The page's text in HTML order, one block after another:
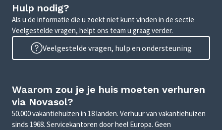
Hulp nodig?
Als u de informatie die u zoekt niet kunt vinden in de sectie
Veelgestelde vragen, helpt ons team u graag verder.
Veelgestelde vragen, hulp en ondersteuning
Waarom zou je je huis moeten verhuren
via Novasol?
50.000 vakantiehuizen in 18 landen. Verhuur van vakantiehuizen
sinds 1968. Servicekantoren door heel Europa. Geen